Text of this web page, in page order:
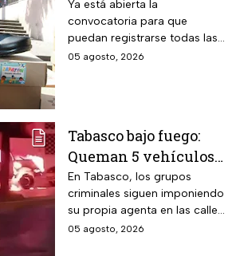
el 14 de agosto para
cobrar apoyo de $400
para los zapatos de tus
hijos o nietos
Ya está abierta la
convocatoria para que
puedan registrarse todas las
familias con niños de escuelas
05 agosto, 2026
Tabasco bajo fuego:
Queman 5 vehículos
en Villahermosa y
Nacajuca, la
inseguridad está fuera
de control
En Tabasco, los grupos
criminales siguen imponiendo
su propia agenta en las calles:
quema de vehículos muestra
05 agosto, 2026